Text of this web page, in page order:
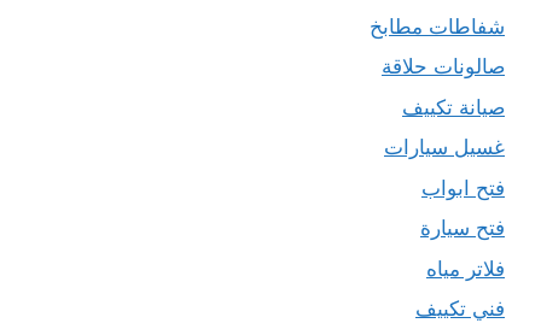
شفاطات مطابخ
صالونات حلاقة
صيانة تكييف
غسيل سيارات
فتح ابواب
فتح سيارة
فلاتر مياه
فني تكييف